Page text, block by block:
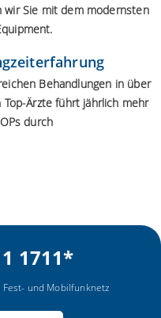
wir Sie mit dem modernsten
Behandlungen in über
Top-Ärzte führt jährlich mehr
durch
1711*
und Mobilfunknetz